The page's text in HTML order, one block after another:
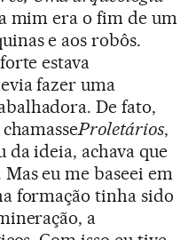
mim era o fim de um
e aos robôs.
estava
fazer uma
De fato,
Proletários,
da ideia, achava que
eu me baseei em
formação tinha sido
a